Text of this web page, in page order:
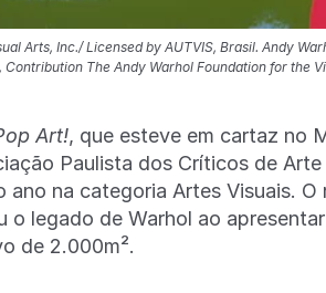
Arts, Inc./ Licensed by AUTVIS, Brasil. Andy
The Andy Warhol Foundation for the
Art!, que esteve em cartaz no
Paulista dos Críticos de
ano na categoria Artes Visuais.
o legado de Warhol ao
de 2.000m².